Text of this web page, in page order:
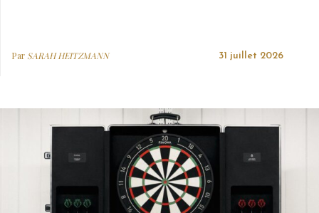
Par SARAH HEITZMANN 31 juillet 2026